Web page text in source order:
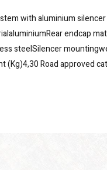
with aluminium
endcap
steelSilencer
(Kg)4,30 Road approved